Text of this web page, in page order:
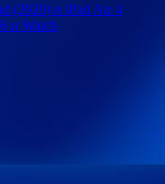
(2020) и iPad Air 4
и Watch